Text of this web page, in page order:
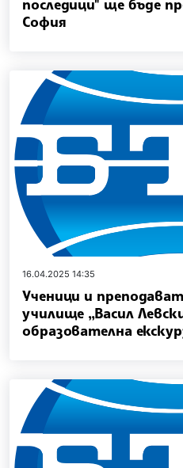
последици" ще бъде
София
16.04.2025 14:35
Ученици и
училище „Васил
образователна